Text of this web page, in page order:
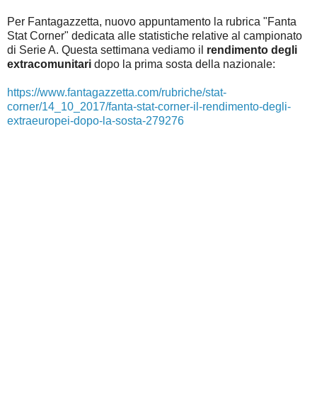
Per Fantagazzetta, nuovo appuntamento la rubrica "Fanta
Stat Corner" dedicata alle statistiche relative al campionato
di Serie A. Questa settimana vediamo il rendimento degli
extracomunitari dopo la prima sosta della nazionale:
https://www.fantagazzetta.com/rubriche/stat-
corner/14_10_2017/fanta-stat-corner-il-rendimento-degli-
extraeuropei-dopo-la-sosta-279276